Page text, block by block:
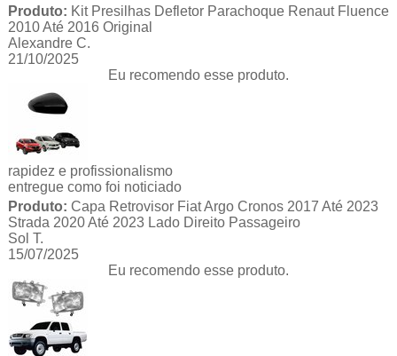
Produto: Kit Presilhas Defletor Parachoque Renaut Fluence
2010 Até 2016 Original
Alexandre C.
21/10/2025
Eu recomendo esse produto.
rapidez e profissionalismo
entregue como foi noticiado
Produto: Capa Retrovisor Fiat Argo Cronos 2017 Até 2023
Strada 2020 Até 2023 Lado Direito Passageiro
Sol T.
15/07/2025
Eu recomendo esse produto.